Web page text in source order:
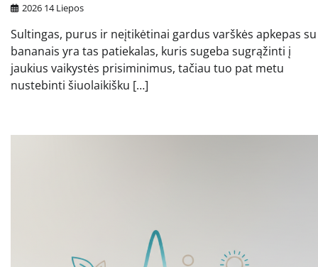
2026 14 Liepos
Sultingas, purus ir neįtikėtinai gardus varškės apkepas su
bananais yra tas patiekalas, kuris sugeba sugrąžinti į
jaukius vaikystės prisiminimus, tačiau tuo pat metu
nustebinti šiuolaikišku […]